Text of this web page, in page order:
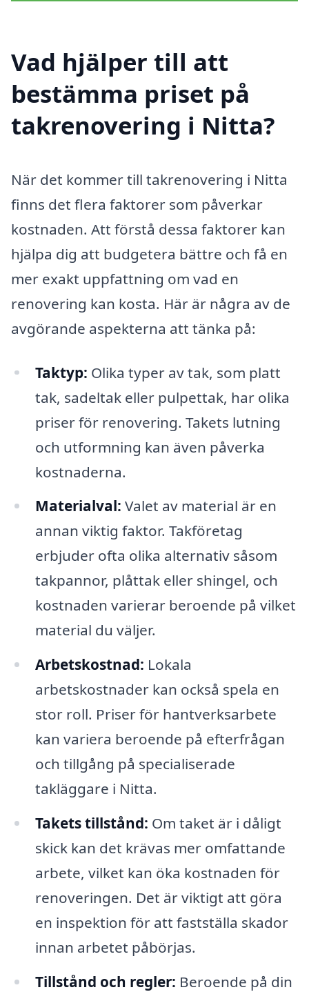
Vad hjälper till att
bestämma priset på
takrenovering i Nitta?
När det kommer till takrenovering i Nitta
finns det flera faktorer som påverkar
kostnaden. Att förstå dessa faktorer kan
hjälpa dig att budgetera bättre och få en
mer exakt uppfattning om vad en
renovering kan kosta. Här är några av de
avgörande aspekterna att tänka på:
Taktyp: Olika typer av tak, som platt
tak, sadeltak eller pulpettak, har olika
priser för renovering. Takets lutning
och utformning kan även påverka
kostnaderna.
Materialval: Valet av material är en
annan viktig faktor. Takföretag
erbjuder ofta olika alternativ såsom
takpannor, plåttak eller shingel, och
kostnaden varierar beroende på vilket
material du väljer.
Arbetskostnad: Lokala
arbetskostnader kan också spela en
stor roll. Priser för hantverksarbete
kan variera beroende på efterfrågan
och tillgång på specialiserade
takläggare i Nitta.
Takets tillstånd: Om taket är i dåligt
skick kan det krävas mer omfattande
arbete, vilket kan öka kostnaden för
renoveringen. Det är viktigt att göra
en inspektion för att fastställa skador
innan arbetet påbörjas.
Tillstånd och regler: Beroende på din